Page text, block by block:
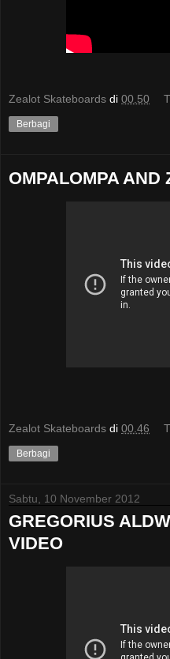
Zealot Skateboards di 00.50
Berbagi
OMPALOMPA AND
Zealot Skateboards di 00.46
Berbagi
Sabtu, 10 November 2012
GREGORIUS
VIDEO